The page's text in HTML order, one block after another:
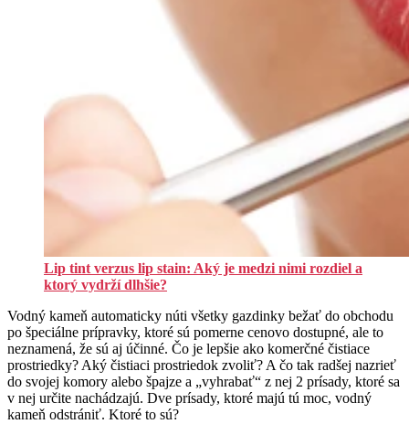
Lip tint verzus lip stain: Aký je medzi nimi rozdiel a
ktorý vydrží dlhšie?
Vodný kameň automaticky núti všetky gazdinky bežať do obchodu
po špeciálne prípravky, ktoré sú pomerne cenovo dostupné, ale to
neznamená, že sú aj účinné. Čo je lepšie ako komerčné čistiace
prostriedky? Aký čistiaci prostriedok zvoliť? A čo tak radšej nazrieť
do svojej komory alebo špajze a „vyhrabať“ z nej 2 prísady, ktoré sa
v nej určite nachádzajú. Dve prísady, ktoré majú tú moc, vodný
kameň odstrániť. Ktoré to sú?